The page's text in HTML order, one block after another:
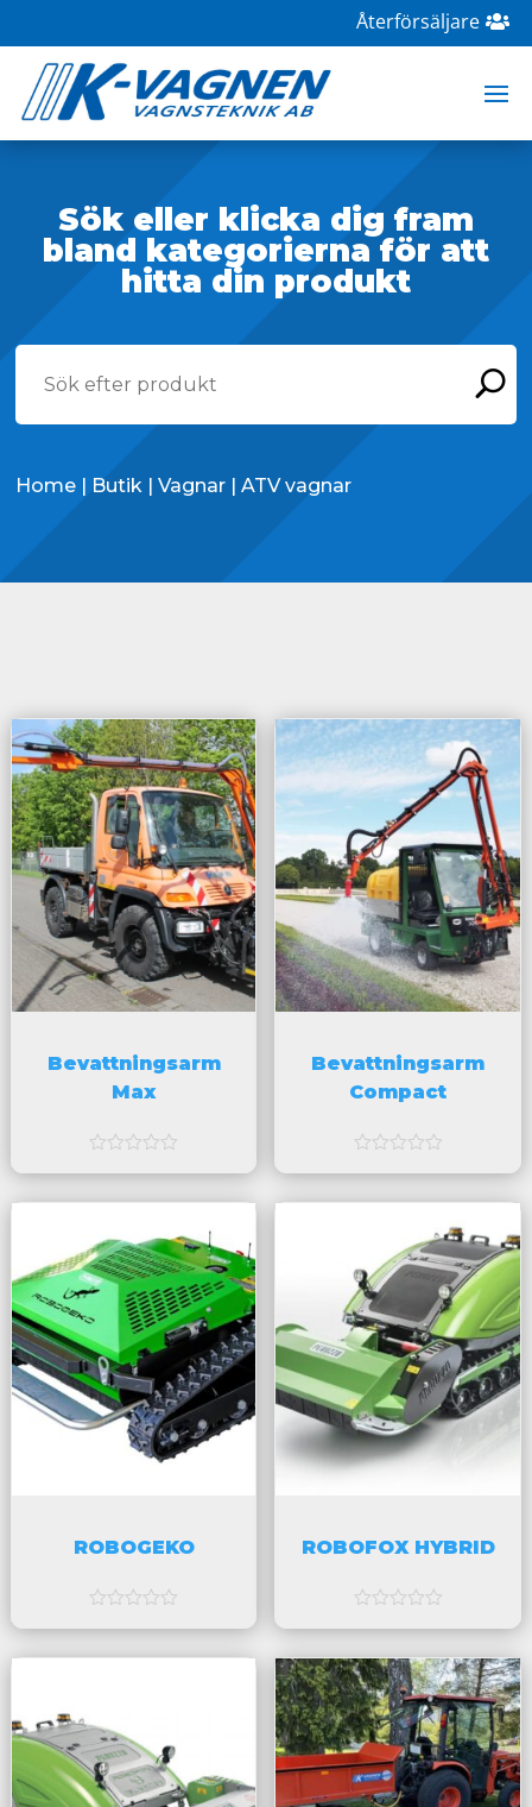
Återförsäljare
Sök eller klicka dig fram
bland kategorierna för att
hitta din produkt
Home | Butik |Vagnar | ATV vagnar
Bevattningsarm
Max
v
5
Bevattningsarm
Compact
ROBOGEKO ROBOFOX HYBRID
a
v
5